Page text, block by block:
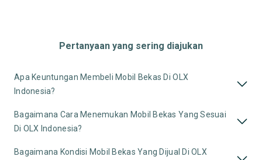
Pertanyaan yang sering diajukan
Apa Keuntungan Membeli Mobil Bekas Di OLX
Indonesia?
Bagaimana Cara Menemukan Mobil Bekas Yang Sesuai
Di OLX Indonesia?
Bagaimana Kondisi Mobil Bekas Yang Dijual Di OLX